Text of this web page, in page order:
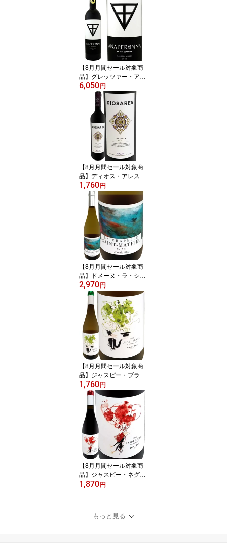
7 フランス パーカー 750
ml 赤ワイン フルボディ
シラー50% グルナッシュ
30% カリニャン20% AL
C14.5% パーカー91~94
点 ロバート・パーカー
ワイン・アドヴォケート
京橋ワイン
【8月月間セール対象商
品】グレッツァー・アナ
ペレーナ 2021 オースト
ラリア 赤ワイン 750ml
フルボディ パーカー94
+点 シラーズ79% カベル
ネ・ソーヴィニヨン21%
ベン・グレッツァー 南オ
ーストラリア バロッサ・
ヴァレー エベニーザー
古木 樹齢30~130年 新樽
100% 無濾過
6,050円
【8月月間セール対象商
品】ディオス・アレス・
リオハ・クリアンサ 202
0 スペイン 赤ワイン リオ
ハ 銘醸地 パーカー91点
テンプラニーリョ オーク
樽熟成 クリアンサ格付
リオハ・アラベサ バスク
ミディアムボディ フルボ
ディ 750ml パーカー91
ワインアドヴォケイト
1,760円
【8月月間セール対象商
品】ドメーヌ・ラ・シャ
ペル・サン・マチュー ジ
ュルド・ブラン 2023 フ
ランス 750ml 辛口 樽熟
成 8か月 オーク樽熟成 グ
ルナッシュ・ブラン ルー
サンヌ シュナン クレレ
ット グルナッシュ・グリ
ブレンド ナチュラルワイ
ン ピュア 黄金桃 ラ・フ
ランス
2,970円
【8月月間セール対象商
品】ジャスピー・ブラン
2023 スペイン 白ワイン
750ml ミディアムボディ
寄りのライトボディ 辛口
カタルーニャ テラ・アル
タ トニ・コカ コカ兄弟
ガルナッチャ・ブランカ
マカベオ 古木 高樹齢 ガ
ルナッチャ・ブランカ7
0% マカベオ30% 手摘み
1,760円
【8月月間セール対象商
品】ジャスピー・ネグレ
2021 スペイン 赤ワイン
モンサン コカ・イ・フィ
ト トニ・コカ 最高樹齢7
1,870円
もっと見る